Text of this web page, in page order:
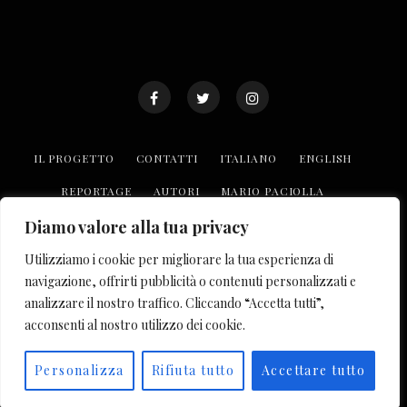
Diamo valore alla tua privacy
Utilizziamo i cookie per migliorare la tua esperienza di
navigazione, offrirti pubblicità o contenuti personalizzati e
analizzare il nostro traffico. Cliccando “Accetta tutti”,
acconsenti al nostro utilizzo dei cookie.
Personalizza Rifiuta tutto Accettare tutto
IL PROGETTO CONTATTI ITALIANO ENGLISH
REPORTAGE AUTORI MARIO PACIOLLA
TROVA LE REALTÀ O.P.I COLLABORA CON NOI
© COPYRIGHT 2023 OF PUBLIC INTEREST. TUTTI I DIRITTI
RISERVATI. ISCRIZIONE AL REGISTRO DELLA STAMPA
PRESSO IL TRIBUNALE DI NAPOLI
TOP